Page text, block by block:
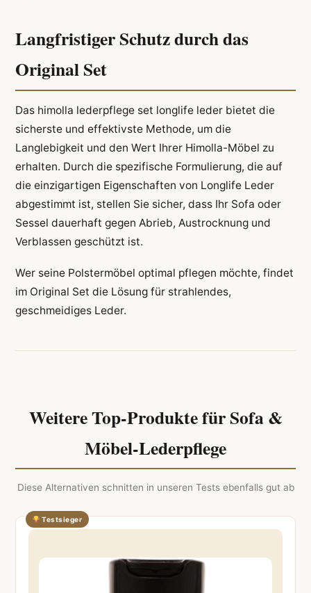
Langfristiger Schutz durch das
Original Set
Das himolla lederpflege set longlife leder bietet die
sicherste und effektivste Methode, um die
Langlebigkeit und den Wert Ihrer Himolla-Möbel zu
erhalten. Durch die spezifische Formulierung, die auf
die einzigartigen Eigenschaften von Longlife Leder
abgestimmt ist, stellen Sie sicher, dass Ihr Sofa oder
Sessel dauerhaft gegen Abrieb, Austrocknung und
Verblassen geschützt ist.
Wer seine Polstermöbel optimal pflegen möchte, findet
im Original Set die Lösung für strahlendes,
geschmeidiges Leder.
Weitere Top-Produkte für Sofa &
Möbel-Lederpflege
Diese Alternativen schnitten in unseren Tests ebenfalls gut ab
Testsieger